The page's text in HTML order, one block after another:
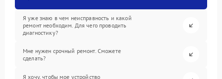
Я уже знаю в чем неисправность и какой
ремонт необходим. Для чего проводить
диагностику?
Мне нужен срочный ремонт. Сможете
сделать?
Я хочу, чтобы мое устройство